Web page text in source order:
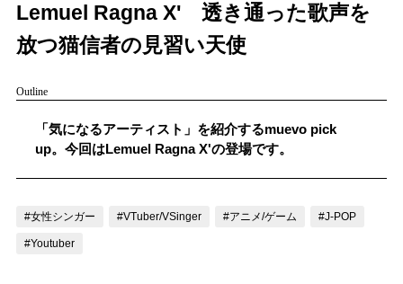
人気ワード
#男性SSW #ポップス #女性SSW
MENU
記事一覧
お問い合わせ
Lemuel Ragna X' 透き通った歌声を
放つ猫信者の見習い天使
Outline
「気になるアーティスト」を紹介するmuevo pick
up。今回はLemuel Ragna X'の登場です。
#女性シンガー #VTuber/VSinger #アニメ/ゲーム #J-POP
#Youtuber